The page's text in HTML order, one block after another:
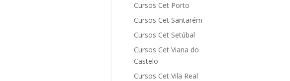
Cursos Cet Porto
Cursos Cet Santarém
Cursos Cet Setúbal
Cursos Cet Viana do
Castelo
Cursos Cet Vila Real